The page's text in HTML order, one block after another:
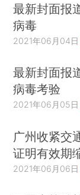
最新封面报
病毒
2021年06月04日
最新封面报
病毒考验
2021年06月05日
广州收紧交
证明有效期
2021年06月06日